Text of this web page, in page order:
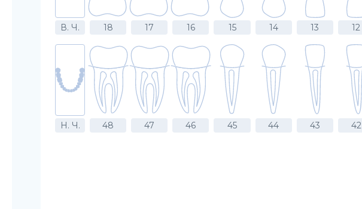
В. Ч. 18 17 16 15 14 13 12
Н. Ч. 48 47 46 45 44 43 42